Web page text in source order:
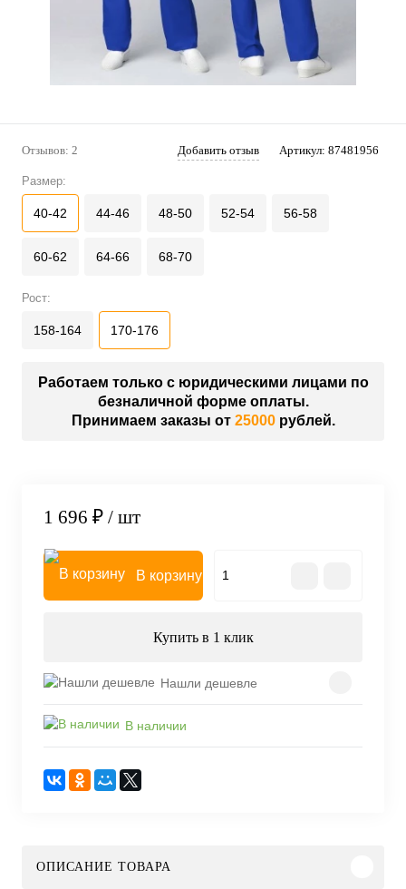
Отзывов: 2 Добавить отзыв Артикул: 87481956
Размер:
40-42 44-46 48-50 52-54 56-58
60-62 64-66 68-70
Рост:
158-164 170-176
Работаем только с юридическими лицами по
безналичной форме оплаты.
Принимаем заказы от 25000рублей.
1 696 ₽ / шт
В корзину
Купить в 1 клик
Нашли дешевле
В наличии
ОПИСАНИЕ ТОВАРА